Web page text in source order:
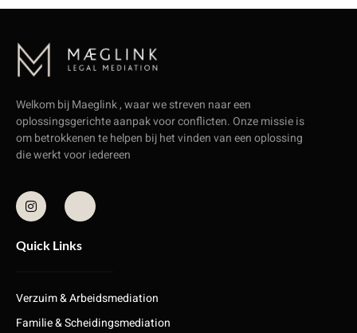
Welkom bij Maeglink , waar we streven naar een
oplossingsgerichte aanpak voor conflicten. Onze missie is
om betrokkenen te helpen bij het vinden van een oplossing
die werkt voor iedereen
Quick Links
Verzuim & Arbeidsmediation
Familie & Scheidingsmediation